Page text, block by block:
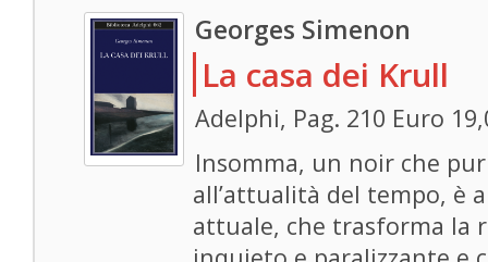
Georges Simenon
La casa dei Krull
Adelphi, Pag. 210 Euro
Insomma, un noir che
all’attualità del tempo, è
attuale, che trasforma la